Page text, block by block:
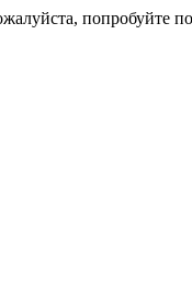
попробуйте